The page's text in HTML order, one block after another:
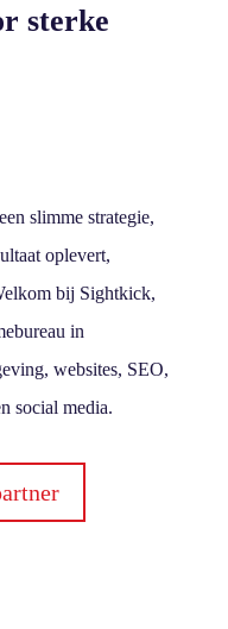
sterke
slimme strategie,
oplevert,
bij Sightkick,
in
websites, SEO,
social media.